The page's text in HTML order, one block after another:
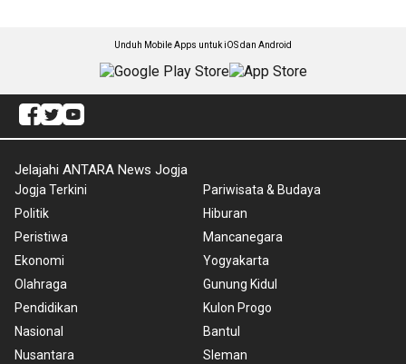
Unduh Mobile Apps untuk iOS dan Android
Jelajahi ANTARA News Jogja
Jogja Terkini
Politik
Peristiwa
Ekonomi
Olahraga
Pendidikan
Nasional
Nusantara
Pariwisata & Budaya
Hiburan
Mancanegara
Yogyakarta
Gunung Kidul
Kulon Progo
Bantul
Sleman